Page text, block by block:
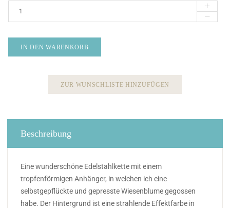
IN DEN WARENKORB
ZUR WUNSCHLISTE HINZUFÜGEN
Beschreibung
Eine wunderschöne Edelstahlkette mit einem
tropfenförmigen Anhänger, in welchen ich eine
selbstgepflückte und gepresste Wiesenblume gegossen
habe. Der Hintergrund ist eine strahlende Effektfarbe in